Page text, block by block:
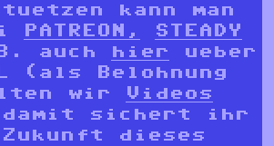
kann man
PATREON,
STEADY
auch
hier
ueber
(als Belohnung
wir
Videos
sichert ihr
dieses